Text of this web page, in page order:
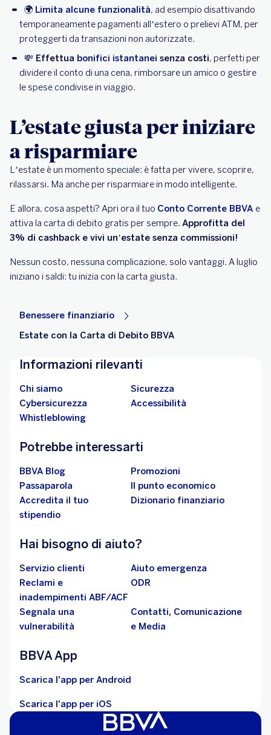
🌍 Limita alcune funzionalità, ad esempio disattivando
temporaneamente pagamenti all’estero o prelievi ATM, per
proteggerti da transazioni non autorizzate.
💸 Effettua bonifici istantanei senza costi, perfetti per
dividere il conto di una cena, rimborsare un amico o gestire
le spese condivise in viaggio.
L’estate giusta per iniziare
a risparmiare
L’estate è un momento speciale: è fatta per vivere, scoprire,
rilassarsi. Ma anche per risparmiare in modo intelligente.
E allora, cosa aspetti? Apri ora il tuo Conto Corrente BBVA e
attiva la carta di debito gratis per sempre. Approfitta del
3% di cashback e vivi un’estate senza commissioni!
Nessun costo, nessuna complicazione, solo vantaggi. A luglio
iniziano i saldi: tu inizia con la carta giusta.
Benessere finanziario
Estate con la Carta di Debito BBVA
Informazioni rilevanti
Chi siamo
Sicurezza
Cybersicurezza
Accessibilità
Whistleblowing
Potrebbe interessarti
BBVA Blog
Promozioni
Passaparola
Il punto economico
Accredita il tuo
stipendio
Dizionario finanziario
Hai bisogno di aiuto?
Servizio clienti
Aiuto emergenza
Reclami e
inadempimenti ABF/ACF
ODR
Segnala una
vulnerabilità
Contatti, Comunicazione
e Media
BBVA App
Scarica l'app per Android
Scarica l'app per iOS